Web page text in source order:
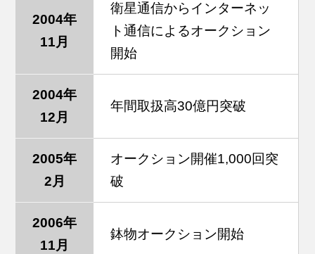
2004年
11月
衛星通信からインターネッ
ト通信によるオークション
開始
2004年
12月
年間取扱高30億円突破
2005年
2月
オークション開催1,000回突
破
2006年
11月
鉢物オークション開始